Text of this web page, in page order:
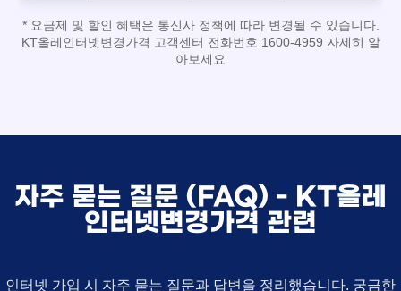
* 요금제 및 할인 혜택은 통신사 정책에 따라 변경될 수 있습니다.
KT올레인터넷변경가격 고객센터 전화번호 1600-4959 자세히 알
아보세요
자주 묻는 질문 (FAQ) - KT올레
인터넷변경가격 관련
인터넷 가입 시 자주 묻는 질문과 답변을 정리했습니다. 궁금한